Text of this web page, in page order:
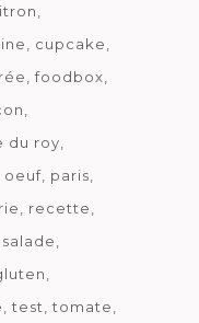
cupcake
foodbox
du roy
oeuf paris
recette
salade
test tomate